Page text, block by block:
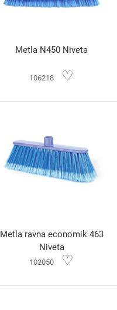
Metla N450 Niveta
106218 ♡
Metla ravna economik 463
Niveta
102050 ♡